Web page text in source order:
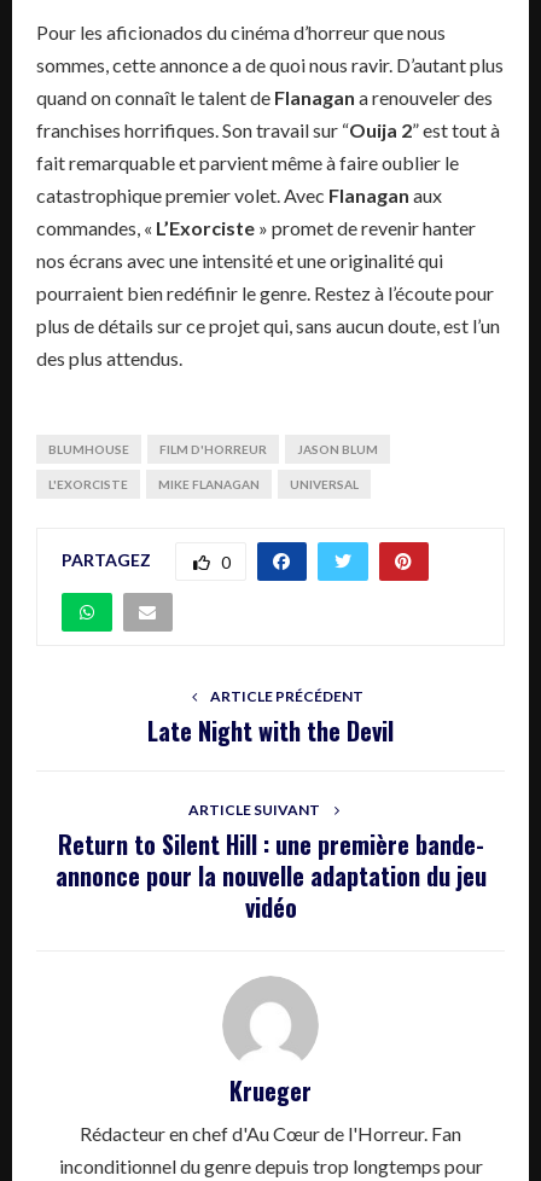
Pour les aficionados du cinéma d’horreur que nous
sommes, cette annonce a de quoi nous ravir. D’autant plus
quand on connaît le talent de Flanagan a renouveler des
franchises horrifiques. Son travail sur “Ouija 2” est tout à
fait remarquable et parvient même à faire oublier le
catastrophique premier volet. Avec Flanagan aux
commandes, « L’Exorciste » promet de revenir hanter
nos écrans avec une intensité et une originalité qui
pourraient bien redéfinir le genre. Restez à l’écoute pour
plus de détails sur ce projet qui, sans aucun doute, est l’un
des plus attendus.
BLUMHOUSE FILM D'HORREUR JASON BLUM
L'EXORCISTE MIKE FLANAGAN UNIVERSAL
PARTAGEZ 0
ARTICLE PRÉCÉDENT
Late Night with the Devil
ARTICLE SUIVANT
Return to Silent Hill : une première bande-
annonce pour la nouvelle adaptation du jeu
vidéo
Krueger
Rédacteur en chef d'Au Cœur de l'Horreur. Fan
inconditionnel du genre depuis trop longtemps pour